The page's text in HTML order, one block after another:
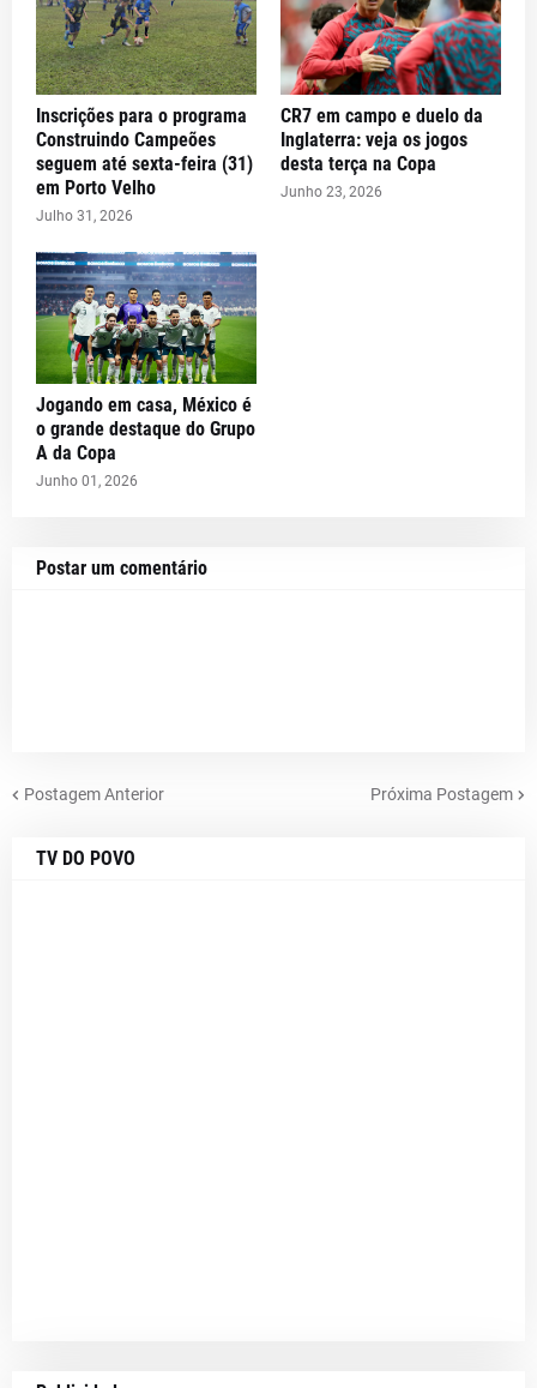
Inscrições para o programa
Construindo Campeões
seguem até sexta-feira (31)
em Porto Velho
Julho 31, 2026
CR7 em campo e duelo da
Inglaterra: veja os jogos
desta terça na Copa
Junho 23, 2026
Jogando em casa, México é
o grande destaque do Grupo
A da Copa
Junho 01, 2026
Postar um comentário
Postagem Anterior Próxima Postagem
TV DO POVO